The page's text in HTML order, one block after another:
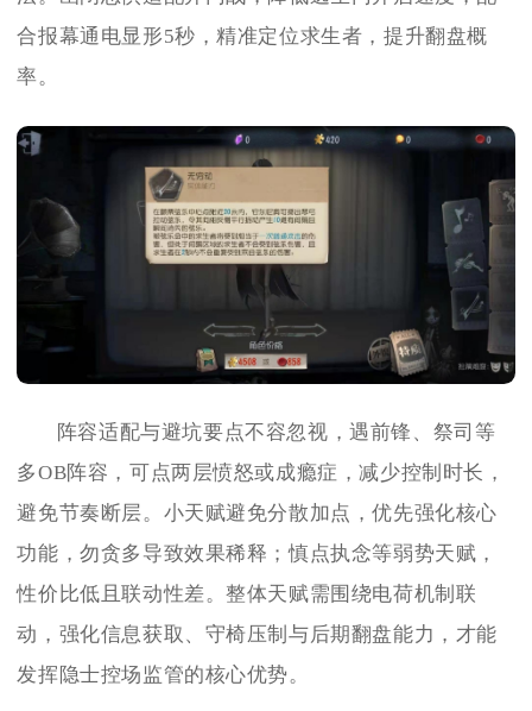
合报幕通电显形5秒，精准定位求生者，提升翻盘概
率。
阵容适配与避坑要点不容忽视，遇前锋、祭司等
多OB阵容，可点两层愤怒或成瘾症，减少控制时长，
避免节奏断层。小天赋避免分散加点，优先强化核心
功能，勿贪多导致效果稀释；慎点执念等弱势天赋，
性价比低且联动性差。整体天赋需围绕电荷机制联
动，强化信息获取、守椅压制与后期翻盘能力，才能
发挥隐士控场监管的核心优势。